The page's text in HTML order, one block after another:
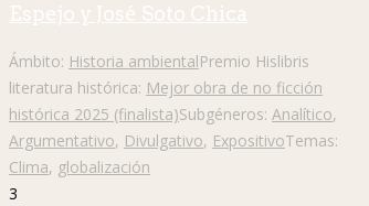
Espejo y José Soto Chica
Ámbito: Historia ambientalPremio Hislibris
literatura histórica: Mejor obra de no ficción
histórica 2025 (finalista)Subgéneros: Analítico,
Argumentativo, Divulgativo, ExpositivoTemas:
Clima, globalización
3